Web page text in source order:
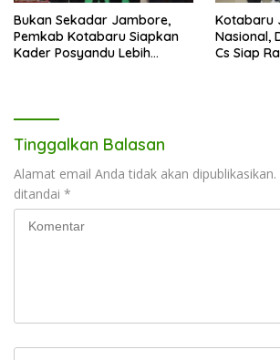
Bukan Sekadar Jambore,
Pemkab Kotabaru Siapkan
Kader Posyandu Lebih
Kotabaru
Nasional,
Cs Siap
Tinggalkan Balasan
Alamat email Anda tidak akan dipublikasikan.
ditandai *